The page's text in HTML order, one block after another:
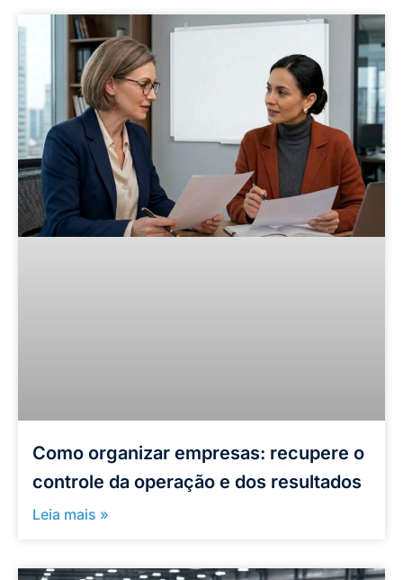
Como organizar empresas: recupere o
controle da operação e dos resultados
Leia mais »